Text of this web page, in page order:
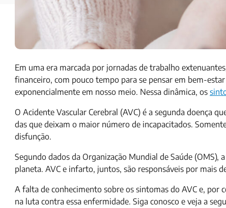
Em uma era marcada por jornadas de trabalho
financeiro, com pouco tempo para se pensar em bem-
exponencialmente em nosso meio. Nessa dinâmica, os
O Acidente Vascular Cerebral (AVC) é a segunda doença
das que deixam o maior número de incapacitados.
disfunção.
Segundo dados da Organização Mundial de Saúde (OMS),
planeta. AVC e infarto, juntos, são responsáveis por mais
A falta de conhecimento sobre os sintomas do AVC e, por
na luta contra essa enfermidade. Siga conosco e veja a